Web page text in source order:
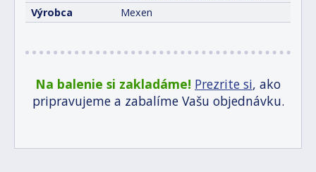
Výrobca
Mexen
Na balenie si zakladáme! Prezrite si, ako
pripravujeme a zabalíme Vašu objednávku.